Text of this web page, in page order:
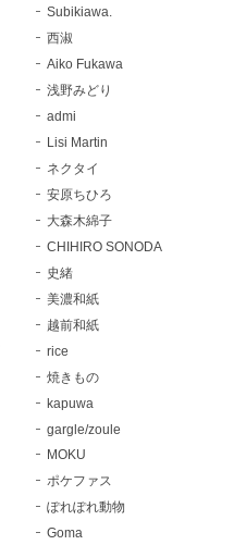
Subikiawa.
西淑
Aiko Fukawa
浅野みどり
admi
Lisi Martin
ネクタイ
安原ちひろ
大森木綿子
CHIHIRO SONODA
史緒
美濃和紙
越前和紙
rice
焼きもの
kapuwa
gargle/zoule
MOKU
ポケファス
ぽれぽれ動物
Goma